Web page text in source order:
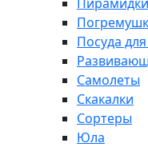
Посуда
Самолеты
Скакалки
Сортеры
Юла